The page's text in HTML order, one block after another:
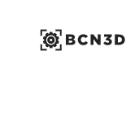
content